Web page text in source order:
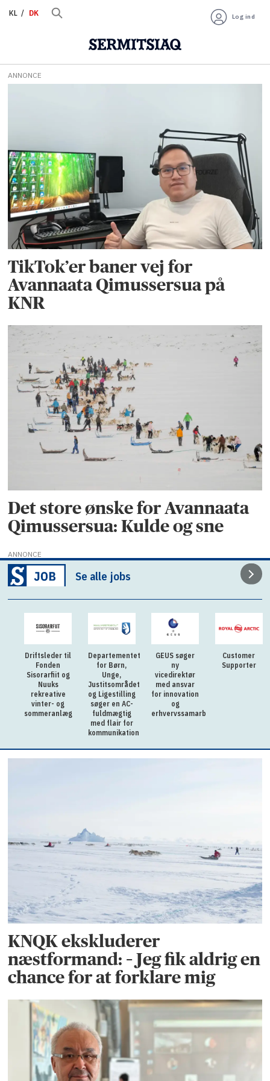
KL DK Log ind
Tag:
jeremiassen
ANNONCE
TikTok’er baner vej for
Avannaata Qimussersua på
KNR
Det store ønske for Avannaata
Qimussersua: Kulde og sne
ANNONCE
Se alle jobs
Driftsleder til
Fonden
Sisorarfiit og
Nuuks
rekreative
vinter- og
sommeranlæg
Departementet
for Børn,
Unge,
Justitsområdet
og Ligestilling
søger en AC-
fuldmægtig
med flair for
kommunikation
GEUS søger
ny
vicedirektør
med ansvar
for innovation
og
erhvervssamarbejde
Customer
Supporter
KNQK ekskluderer
næstformand: – Jeg fik aldrig en
chance for at forklare mig